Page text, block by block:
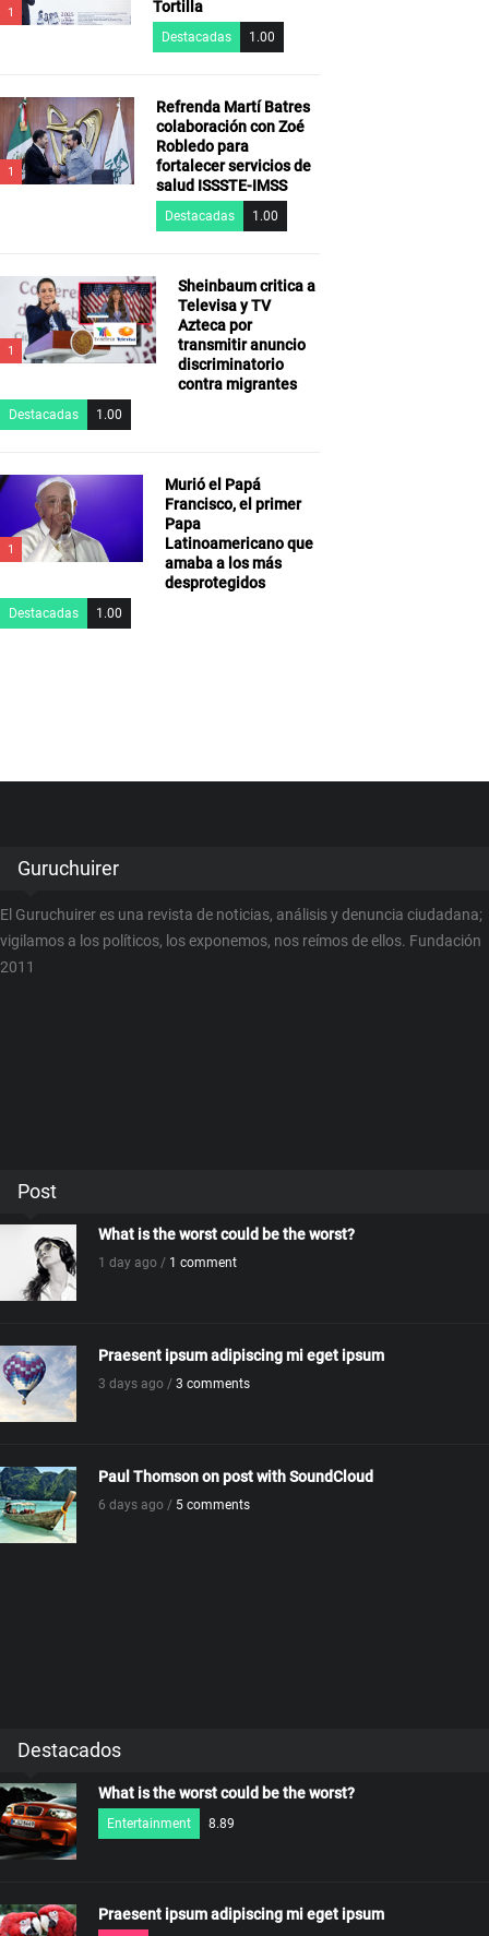
1 Tortilla
Destacadas 1.00
1
Refrenda Martí Batres
colaboración con Zoé
Robledo para
fortalecer servicios de
salud ISSSTE-IMSS
Destacadas 1.00
1
Sheinbaum critica a
Televisa y TV
Azteca por
transmitir anuncio
discriminatorio
contra migrantes
Destacadas 1.00
1
Murió el Papá
Francisco, el primer
Papa
Latinoamericano que
amaba a los más
desprotegidos
Destacadas 1.00
Guruchuirer
El Guruchuirer es una revista de noticias, análisis y denuncia ciudadana;
vigilamos a los políticos, los exponemos, nos reímos de ellos. Fundación
2011
Post
What is the worst could be the worst?
1 day ago / 1 comment
Praesent ipsum adipiscing mi eget ipsum
3 days ago / 3 comments
Paul Thomson on post with SoundCloud
6 days ago / 5 comments
Destacados
What is the worst could be the worst?
Entertainment 8.89
Praesent ipsum adipiscing mi eget ipsum